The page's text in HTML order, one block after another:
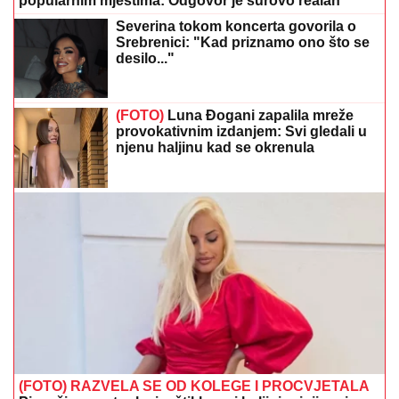
(FOTO)Luna Đogani zapalila mreže
provokativnim izdanjem: Svi gledali u
njenu haljinu kad se okrenula
(FOTO) RAZVELA SE OD KOLEGE I PROCVJETALA
Pjevačica u vrtoglavim štiklama i haljini pripijenoj uz
tijelo pokazala odličnu figuru
Zašto vas koža svrbi nakon plivanja u
moru: Razlog nije uvijek samo so